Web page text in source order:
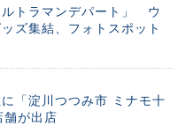
トラマンデパート」 ウ
ズ集結、フォトスポット
に「淀川つつみ市 ミナモ十
が出店